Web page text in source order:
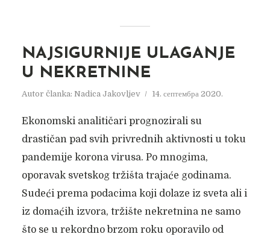
NAJSIGURNIJE ULAGANJE
U NEKRETNINE
Autor članka: Nadica Jakovljev 14. септембра 2020.
Ekonomski analitičari prognozirali su
drastičan pad svih privrednih aktivnosti u toku
pandemije korona virusa. Po mnogima,
oporavak svetskog tržišta trajaće godinama.
Sudeći prema podacima koji dolaze iz sveta ali i
iz domaćih izvora, tržište nekretnina ne samo
što se u rekordno brzom roku oporavilo od